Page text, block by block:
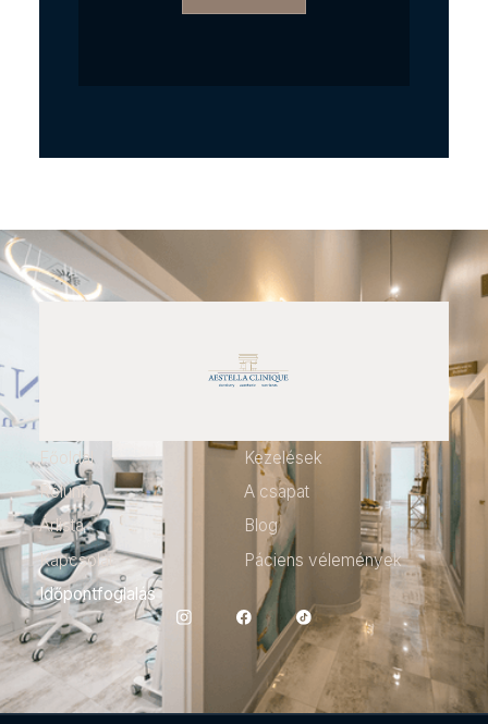
Főoldal
Kezelések
Rólunk
A csapat
Árlista
Blog
Kapcsolat
Páciens vélemények
Időpontfoglalás